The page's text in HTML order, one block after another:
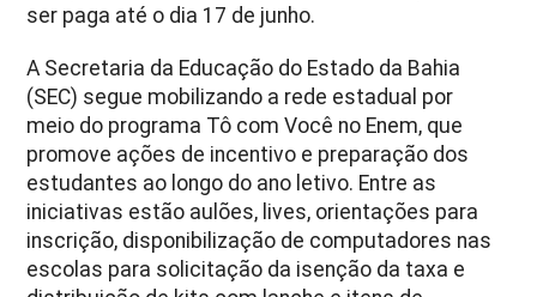
ser paga até o dia 17 de junho.
A Secretaria da Educação do Estado da Bahia
(SEC) segue mobilizando a rede estadual por
meio do programa Tô com Você no Enem, que
promove ações de incentivo e preparação dos
estudantes ao longo do ano letivo. Entre as
iniciativas estão aulões, lives, orientações para
inscrição, disponibilização de computadores nas
escolas para solicitação da isenção da taxa e